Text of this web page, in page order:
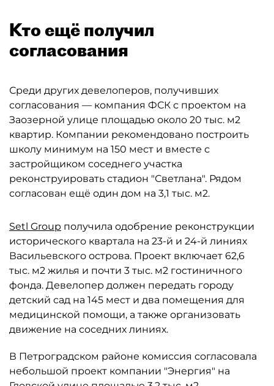
Кто ещё получил
согласования
Среди других девелоперов, получивших
согласования — компания ФСК с проектом на
Заозерной улице площадью около 20 тыс. м2
квартир. Компании рекомендовано построить
школу минимум на 150 мест и вместе с
застройщиком соседнего участка
реконструировать стадион "Светлана". Рядом
согласован ещё один дом на 3,1 тыс. м2.
Setl Group получила одобрение реконструкции
исторического квартала на 23-й и 24-й линиях
Васильевского острова. Проект включает 62,6
тыс. м2 жилья и почти 3 тыс. м2 гостиничного
фонда. Девелопер должен передать городу
детский сад на 145 мест и два помещения для
медицинской помощи, а также организовать
движение на соседних линиях.
В Петроградском районе комиссия согласовала
небольшой проект компании "Энергия" на